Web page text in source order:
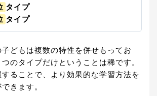
タイプ
タイプ
どもは複数の特性を併せもってお
のタイプだけということは稀です。
ることで、より効果的な学習方法を
きます。